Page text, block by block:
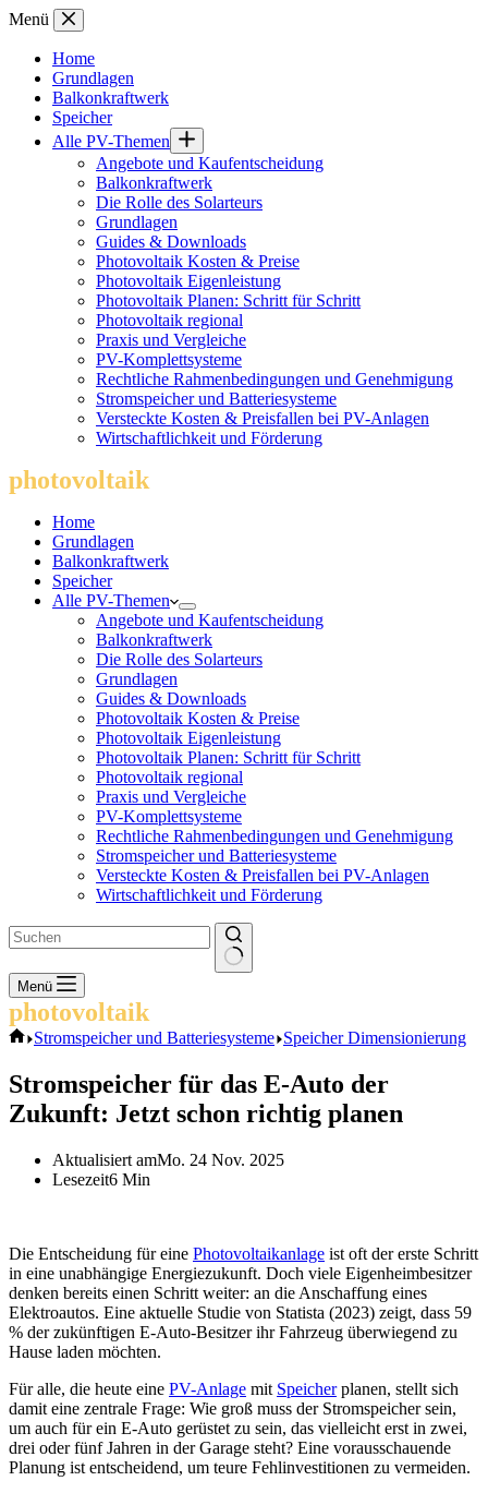
Zum
springen
Menü
Home
Grundlagen
Balkonkraftwerk
Speicher
Alle PV-Themen
Angebote und Kaufentscheidung
Balkonkraftwerk
Die Rolle des Solarteurs
Grundlagen
Guides & Downloads
Photovoltaik Kosten & Preise
Photovoltaik Eigenleistung
Photovoltaik Planen: Schritt für Schritt
Photovoltaik regional
Praxis und Vergleiche
PV-Komplettsysteme
Rechtliche Rahmenbedingungen und Genehmigung
Stromspeicher und Batteriesysteme
Versteckte Kosten & Preisfallen bei PV-Anlagen
Wirtschaftlichkeit und Förderung
photovoltaik
Home
Grundlagen
Balkonkraftwerk
Speicher
Alle PV-Themen
Angebote und Kaufentscheidung
Balkonkraftwerk
Die Rolle des Solarteurs
Grundlagen
Guides & Downloads
Photovoltaik Kosten & Preise
Photovoltaik Eigenleistung
Photovoltaik Planen: Schritt für Schritt
Photovoltaik regional
Praxis und Vergleiche
PV-Komplettsysteme
Rechtliche Rahmenbedingungen und Genehmigung
Stromspeicher und Batteriesysteme
Versteckte Kosten & Preisfallen bei PV-Anlagen
Wirtschaftlichkeit und Förderung
Keine
Ergebnisse
Menü
photovoltaik
Start
Stromspeicher und Batteriesysteme Speicher Dimensionierung
Stromspeicher für das E-Auto der
Zukunft: Jetzt schon richtig planen
Aktualisiert amMo. 24 Nov. 2025
Lesezeit6 Min
Die Entscheidung für eine Photovoltaikanlage ist oft der erste Schritt
in eine unabhängige Energiezukunft. Doch viele Eigenheimbesitzer
denken bereits einen Schritt weiter: an die Anschaffung eines
Elektroautos. Eine aktuelle Studie von Statista (2023) zeigt, dass 59
% der zukünftigen E-Auto-Besitzer ihr Fahrzeug überwiegend zu
Hause laden möchten.
Für alle, die heute eine PV-Anlage mit Speicherplanen, stellt sich
damit eine zentrale Frage: Wie groß muss der Stromspeicher sein,
um auch für ein E-Auto gerüstet zu sein, das vielleicht erst in zwei,
drei oder fünf Jahren in der Garage steht? Eine vorausschauende
Planung ist entscheidend, um teure Fehlinvestitionen zu vermeiden.